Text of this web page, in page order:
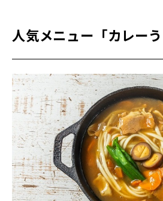
人気メニュー「カレー